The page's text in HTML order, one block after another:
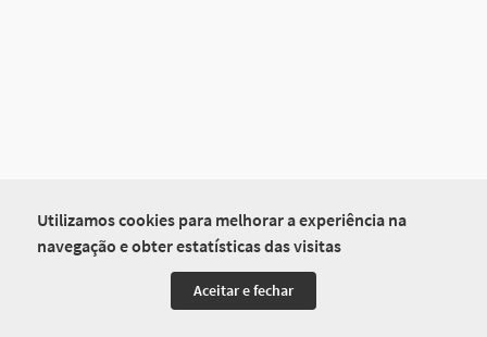
Utilizamos cookies para melhorar a experiência na
navegação e obter estatísticas das visitas
Aceitar e fechar